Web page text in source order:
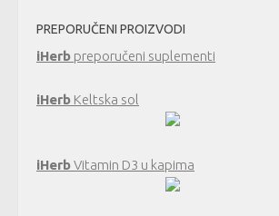
PREPORUČENI PROIZVODI
iHerb preporučeni suplementi
iHerb Keltska sol
iHerbVitamin D3 u kapima